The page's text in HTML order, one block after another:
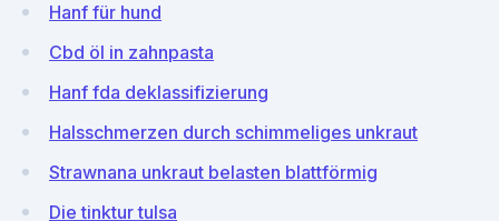
Hanf für hund
Cbd öl in zahnpasta
Hanf fda deklassifizierung
Halsschmerzen durch schimmeliges unkraut
Strawnana unkraut belasten blattförmig
Die tinktur tulsa